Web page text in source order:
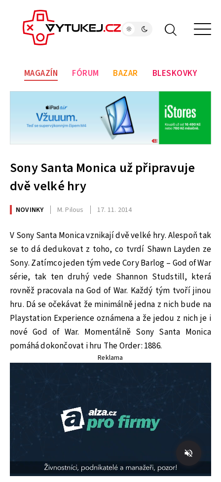
MAGAZÍN FÓRUM BAZAR BLESKOVKY
Sony Santa Monica už připravuje
dvě velké hry
NOVINKY M. Pilous 17. 11. 2014
V Sony Santa Monica vznikají dvě velké hry. Alespoň tak
se to dá dedukovat z toho, co tvrdí Shawn Layden ze
Sony. Zatímco jeden tým vede Cory Barlog – God of War
série, tak ten druhý vede Shannon Studstill, která
rovněž pracovala na God of War. Každý tým tvoří jinou
hru. Dá se očekávat že minimálně jedna z nich bude na
Playstation Experience oznámena a že jedou z nich je i
nové God of War. Momentálně Sony Santa Monica
pomáhá dokončovat i hru The Order: 1886.
Reklama